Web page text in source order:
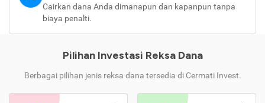
Cairkan dana Anda dimanapun dan kapanpun tanpa
biaya penalti.
Pilihan Investasi Reksa Dana
Berbagai pilihan jenis reksa dana tersedia di Cermati Invest.